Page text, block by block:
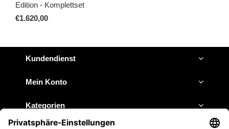
Edition - Komplettset
€1.620,00
Kundendienst
Mein Konto
Kategorien